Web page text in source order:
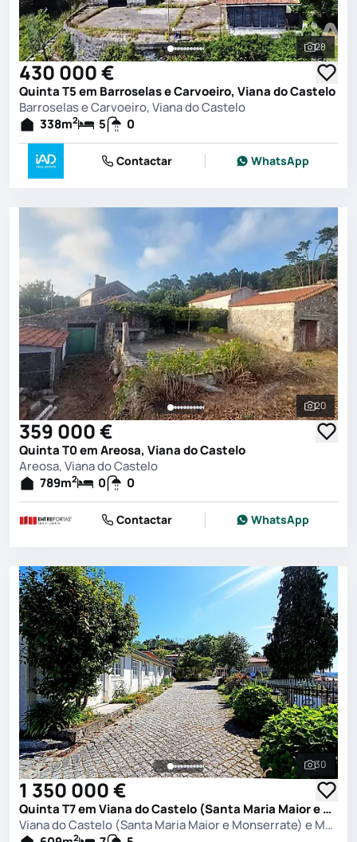
Ver
28
430 000 €
Quinta T5 em Barroselas e Carvoeiro, Viana do Castelo
Barroselas e Carvoeiro, Viana do Castelo
338m2 5 0
Contactar WhatsApp
Ver
20
359 000 €
Quinta T0 em Areosa, Viana do Castelo
Areosa, Viana do Castelo
789m2 0 0
Contactar WhatsApp
Ver
30
1 350 000 €
Quinta T7 em Viana do Castelo (Santa Maria Maior e Monserrate) e Meadela, Viana do Castelo
Viana do Castelo (Santa Maria Maior e Monserrate) e Meadela, Viana do Castelo
2